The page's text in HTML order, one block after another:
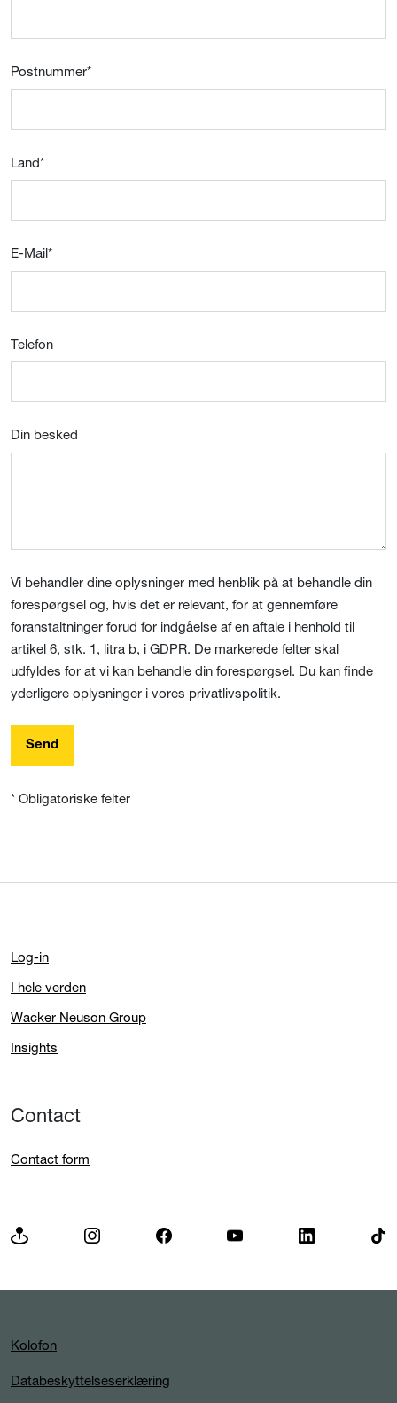
Postnummer*
Land*
E-Mail*
Telefon
Din besked
Vi behandler dine oplysninger med henblik på at behandle din
forespørgsel og, hvis det er relevant, for at gennemføre
foranstaltninger forud for indgåelse af en aftale i henhold til
artikel 6, stk. 1, litra b, i GDPR. De markerede felter skal
udfyldes for at vi kan behandle din forespørgsel. Du kan finde
yderligere oplysninger i vores privatlivspolitik.
Send
* Obligatoriske felter
Log-in
I hele verden
Wacker Neuson Group
Insights
Contact
Contact form
Kolofon
Databeskyttelseserklæring